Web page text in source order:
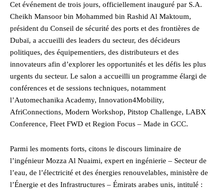
Cet événement de trois jours, officiellement inauguré par S.A.
Cheikh Mansoor bin Mohammed bin Rashid Al Maktoum,
président du Conseil de sécurité des ports et des frontières de
Dubaï, a accueilli des leaders du secteur, des décideurs
politiques, des équipementiers, des distributeurs et des
innovateurs afin d’explorer les opportunités et les défis les plus
urgents du secteur. Le salon a accueilli un programme élargi de
conférences et de sessions techniques, notamment
l’Automechanika Academy, Innovation4Mobility,
AfriConnections, Modern Workshop, Pitstop Challenge, LABX
Conference, Fleet FWD et Region Focus – Made in GCC.
Parmi les moments forts, citons le discours liminaire de
l’ingénieur Mozza Al Nuaimi, expert en ingénierie – Secteur de
l’eau, de l’électricité et des énergies renouvelables, ministère de
l’Énergie et des Infrastructures – Émirats arabes unis, intitulé :